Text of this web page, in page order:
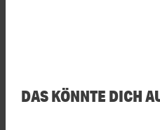
DAS KÖNNTE DICH